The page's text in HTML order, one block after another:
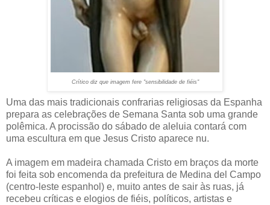
Crítico diz que imagem fere "sensibilidade de fiéis"
Uma das mais tradicionais confrarias religiosas da Espanha
prepara as celebrações de Semana Santa sob uma grande
polêmica. A procissão do sábado de aleluia contará com
uma escultura em que Jesus Cristo aparece nu.
A imagem em madeira chamada Cristo em braços da morte
foi feita sob encomenda da prefeitura de Medina del Campo
(centro-leste espanhol) e, muito antes de sair às ruas, já
recebeu críticas e elogios de fiéis, políticos, artistas e